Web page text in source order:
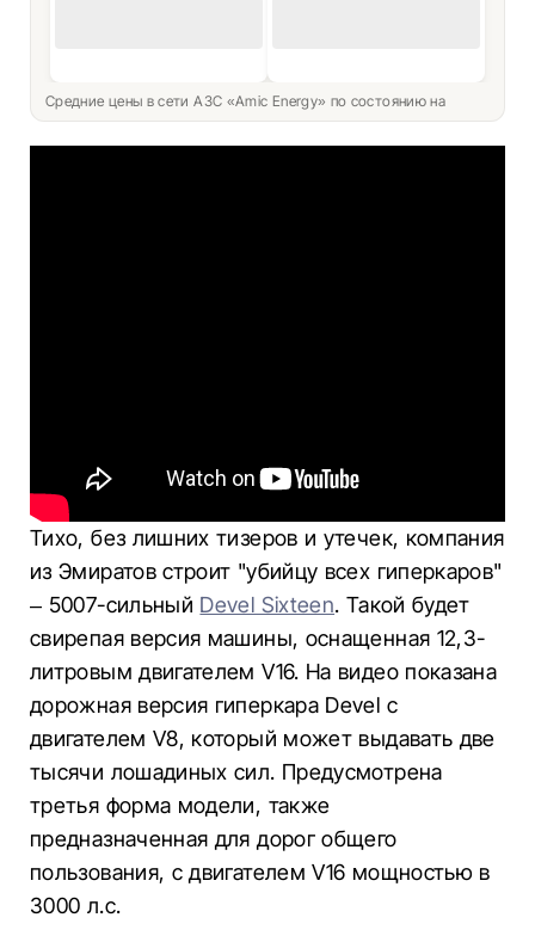
Средние цены в сети АЗС «Amic Energy» по состоянию на
Тихо, без лишних тизеров и утечек, компания
из Эмиратов строит "убийцу всех гиперкаров"
– 5007-сильный Devel Sixteen. Такой будет
свирепая версия машины, оснащенная 12,3-
литровым двигателем V16. На видео показана
дорожная версия гиперкара Devel с
двигателем V8, который может выдавать две
тысячи лошадиных сил. Предусмотрена
третья форма модели, также
предназначенная для дорог общего
пользования, с двигателем V16 мощностью в
3000 л.с.